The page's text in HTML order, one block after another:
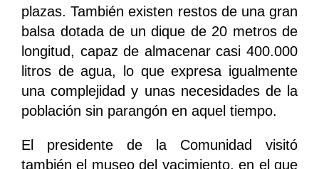
plazas. También existen restos de una gran
balsa dotada de un dique de 20 metros de
longitud, capaz de almacenar casi 400.000
litros de agua, lo que expresa igualmente
una complejidad y unas necesidades de la
población sin parangón en aquel tiempo.
El presidente de la Comunidad visitó
también el museo del yacimiento, en el que